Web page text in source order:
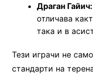
Драган Гайич:
отличава
така и в
Тези играчи не
стандарти на